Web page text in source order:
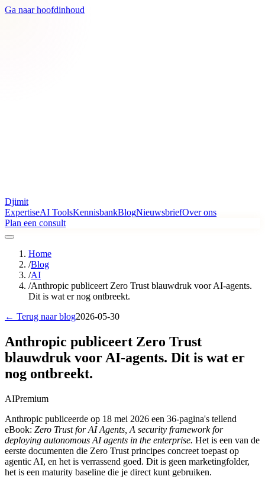
Ga naar hoofdinhoud
Djimit
ExpertiseAI ToolsKennisbankBlogNieuwsbriefOver ons
Plan een consult
Home
/Blog
/AI
/Anthropic publiceert Zero Trust blauwdruk voor AI-agents.
Dit is wat er nog ontbreekt.
← Terug naar blog2026-05-30
Anthropic publiceert Zero Trust
blauwdruk voor AI-agents. Dit is wat er
nog ontbreekt.
AIPremium
Anthropic publiceerde op 18 mei 2026 een 36-pagina's tellend
eBook: Zero Trust for AI Agents, A security framework for
deploying autonomous AI agents in the enterprise. Het is een van de
eerste documenten die Zero Trust principes concreet toepast op
agentic AI, en het is verrassend goed. Dit is geen marketingfolder,
het is een maturity baseline die je direct kunt gebruiken.